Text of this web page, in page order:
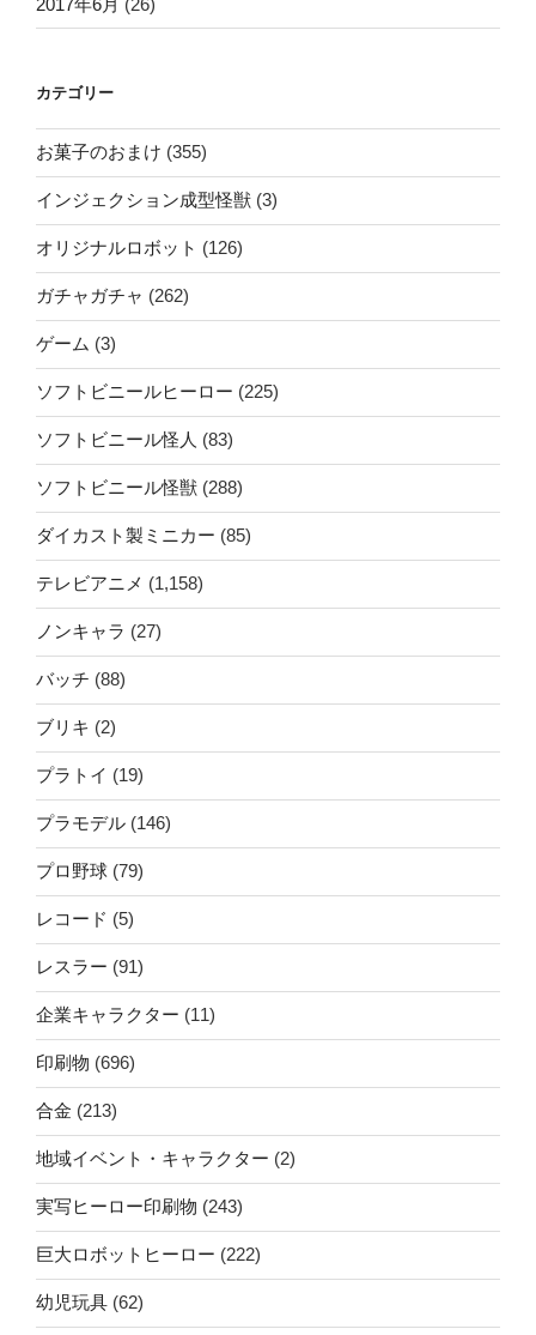
カテゴリー
お菓子のおまけ (355)
インジェクション成型怪獣 (3)
オリジナルロボット (126)
ガチャガチャ (262)
ゲーム (3)
ソフトビニールヒーロー (225)
ソフトビニール怪人 (83)
ソフトビニール怪獣 (288)
ダイカスト製ミニカー (85)
テレビアニメ (1,158)
ノンキャラ (27)
バッチ (88)
ブリキ (2)
プラトイ (19)
プラモデル (146)
プロ野球 (79)
レコード (5)
レスラー (91)
企業キャラクター (11)
印刷物 (696)
合金 (213)
地域イベント・キャラクター (2)
実写ヒーロー印刷物 (243)
巨大ロボットヒーロー (222)
幼児玩具 (62)